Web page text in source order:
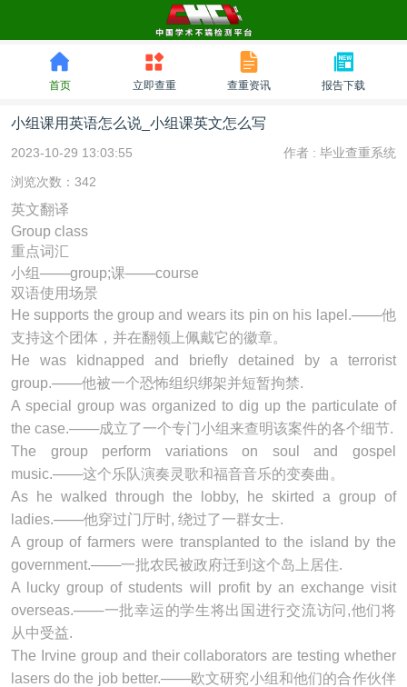
首页 立即查重 查重资讯 报告下载
小组课用英语怎么说_小组课英文怎么写
2023-10-29 13:03:55 作者 : 毕业查重系统
浏览次数：342
英文翻译
Group class
重点词汇
小组───group;课───course
双语使用场景
He supports thegroup and wears its pin on his lapel.───他
支持这个团体，并在翻领上佩戴它的徽章。
He was kidnapped and briefly detained by a terrorist
group.───他被一个恐怖组织绑架并短暂拘禁.
A special group was organized to dig up the particulate of
the case.───成立了一个专门小组来查明该案件的各个细节.
The group perform variations on soul and gospel
music.───这个乐队演奏灵歌和福音音乐的变奏曲。
As he walked through the lobby, he skirted a group of
ladies.───他穿过门厅时, 绕过了一群女士.
A group of farmers were transplanted to the island by the
government.───一批农民被政府迁到这个岛上居住.
A luckygroup of students will profit by an exchange visit
overseas.───一批幸运的学生将出国进行交流访问,他们将
从中受益.
The Irvine group and their collaborators are testing whether
lasers do the job better.───欧文研究小组和他们的合作伙伴